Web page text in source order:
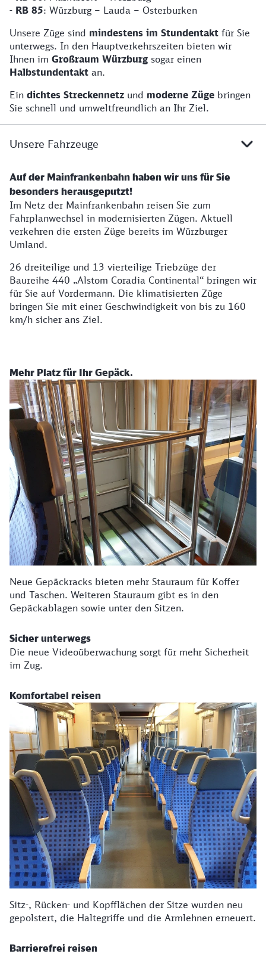
- RB 85: Würzburg – Lauda – Osterburken
Unsere Züge sind mindestens im Stundentakt für Sie
unterwegs. In den Hauptverkehrszeiten bieten wir
Ihnen im Großraum Würzburg sogar einen
Halbstundentakt an.
Ein dichtes Streckennetz und moderne Züge bringen
Sie schnell und umweltfreundlich an Ihr Ziel.
Unsere Fahrzeuge
Auf der Mainfrankenbahn haben wir uns für Sie
besonders herausgeputzt!
Im Netz der Mainfrankenbahn reisen Sie zum
Fahrplanwechsel in modernisierten Zügen. Aktuell
verkehren die ersten Züge bereits im Würzburger
Umland.
26 dreiteilige und 13 vierteilige Triebzüge der
Baureihe 440 „Alstom Coradia Continental“ bringen wir
für Sie auf Vordermann. Die klimatisierten Züge
bringen Sie mit einer Geschwindigkeit von bis zu 160
km/h sicher ans Ziel.
Mehr Platz für Ihr Gepäck.
Neue Gepäckracks bieten mehr Stauraum für Koffer
und Taschen. Weiteren Stauraum gibt es in den
Gepäckablagen sowie unter den Sitzen.
Sicher unterwegs
Die neue Videoüberwachung sorgt für mehr Sicherheit
im Zug.
Komfortabel reisen
Sitz-, Rücken- und Kopfflächen der Sitze wurden neu
gepolstert, die Haltegriffe und die Armlehnen erneuert.
Barrierefrei reisen